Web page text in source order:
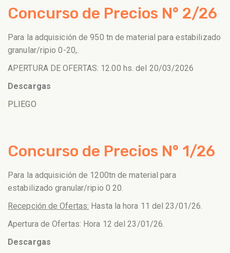
Concurso de Precios N° 2/26
Para la adquisición de 950 tn de material para estabilizado
granular/ripio 0-20,.
APERTURA DE OFERTAS: 12.00 hs. del 20/03/2026
Descargas
PLIEGO
Concurso de Precios N° 1/26
Para la adquisición de 1200tn de material para
estabilizado granular/ripio 0 20.
Recepción de Ofertas: Hasta la hora 11 del 23/01/26.
Apertura de Ofertas: Hora 12 del 23/01/26.
Descargas